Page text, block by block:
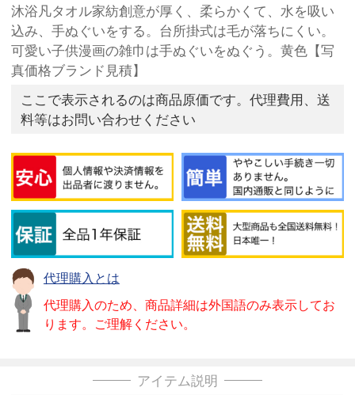
沐浴凡タオル家紡創意が厚く、柔らかくて、水を吸い
込み、手ぬぐいをする。台所掛式は毛が落ちにくい。
可愛い子供漫画の雑巾は手ぬぐいをぬぐう。黄色【写
真価格ブランド見積】
ここで表示されるのは商品原価です。代理費用、送
料等はお問い合わせください
代理購入とは
代理購入のため、商品詳細は外国語のみ表示してお
ります。ご理解ください。
アイテム説明